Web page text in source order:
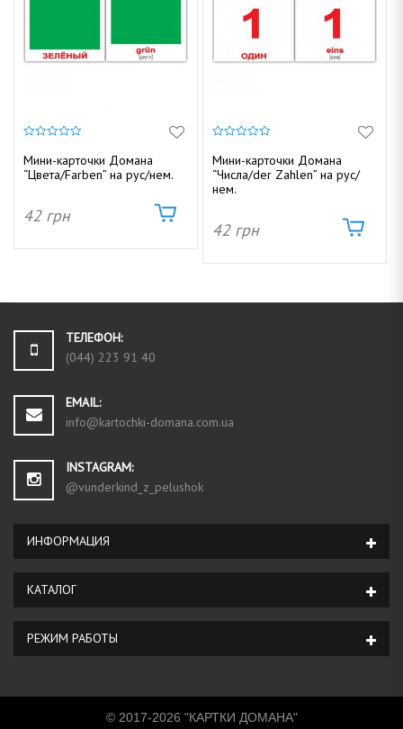
и
зМини-карточки Домана
“Цвета/Farben” на рус/нем.
42 грн
и
з
5
Мини-карточки Домана
“Числа/der Zahlen” на рус/
нем.
42 грн
ТЕЛЕФОН:
(044) 223 91 40
EMAIL:
info@kartochki-domana.com.ua
INSTAGRAM:
@vunderkind_z_pelushok
ИНФОРМАЦИЯ
КАТАЛОГ
РЕЖИМ РАБОТЫ
© 2017-2026 "КАРТКИ ДОМАНА"